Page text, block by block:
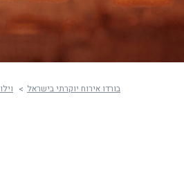
בורדו אירוח יוקרתי בישראל